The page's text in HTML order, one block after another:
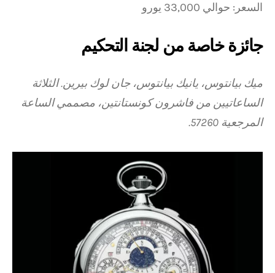
السعر: حوالي 33,000 يورو
جائزة خاصة من لجنة التحكيم
ميك بيانتوس، يانيك بيانتوس، جان لوك بيرين. الثلاثة
الساعاتيين من فاشرون كونستانتين، مصممي الساعة
المرجعية 57260.